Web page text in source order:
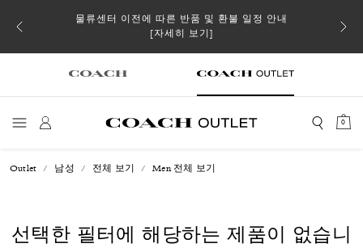
될 수
물류센터 이전에 따른 반품 및 환불 일정 안내
[자세히 보기]
0
Outlet 남성 전체 보기 Men 전체 보기
선택한 필터에 해당하는 제품이 없습니